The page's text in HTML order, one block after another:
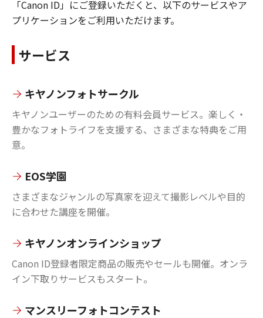
「Canon ID」にご登録いただくと、以下のサービスやア
プリケーションをご利用いただけます。
サービス
キヤノンフォトサークル
キヤノンユーザーのための有料会員サービス。楽しく・
豊かなフォトライフを支援する、さまざまな特典をご用
意。
EOS学園
さまざまなジャンルの写真家を迎えて撮影レベルや目的
に合わせた講座を開催。
キヤノンオンラインショップ
Canon ID登録者限定商品の販売やセールも開催。オンラ
イン下取りサービスもスタート。
マンスリーフォトコンテスト